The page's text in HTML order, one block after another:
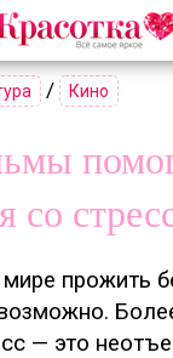
/ Кино
со
прожить
— это